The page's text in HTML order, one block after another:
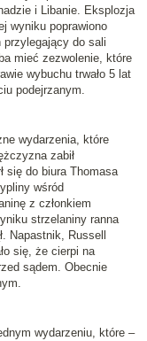
i Libanie. Eksplozja
wyniku poprawiono
przylegający do sali
mieć zezwolenie, które
wybuchu trwało 5 lat
podejrzanym.
wydarzenia, które
zabił
się do biura Thomasa
wśród
z członkiem
strzelaniny ranna
Napastnik, Russell
się, że cierpi na
sądem. Obecnie
wydarzeniu, które –